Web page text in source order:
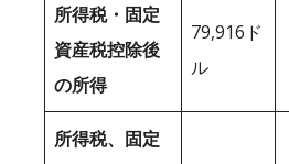
所得税・固定
資産税控除後
の所得
79,916ド
ル
所得税、固定